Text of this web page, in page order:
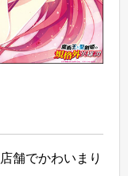
舗でかわいまり